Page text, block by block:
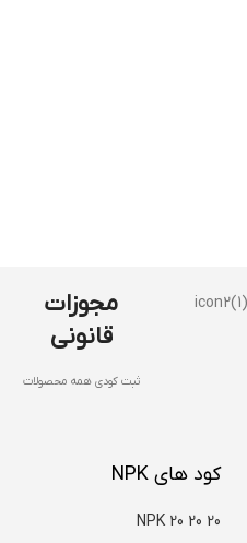
مجوزات
قانونی
ثبت کودی همه محصولات
کود های NPK
NPK 20 20 20